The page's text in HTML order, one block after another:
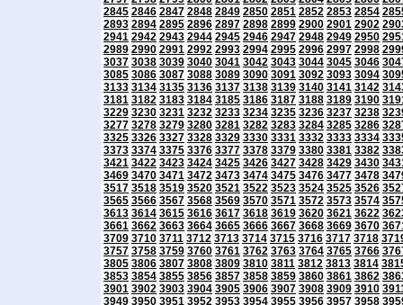
2845 2846 2847 2848 2849 2850 2851 2852 2853 2854
2893 2894 2895 2896 2897 2898 2899 2900 2901 2902
2941 2942 2943 2944 2945 2946 2947 2948 2949 2950
2989 2990 2991 2992 2993 2994 2995 2996 2997 2998
3037 3038 3039 3040 3041 3042 3043 3044 3045 3046
3085 3086 3087 3088 3089 3090 3091 3092 3093 3094
3133 3134 3135 3136 3137 3138 3139 3140 3141 3142
3181 3182 3183 3184 3185 3186 3187 3188 3189 3190
3229 3230 3231 3232 3233 3234 3235 3236 3237 3238
3277 3278 3279 3280 3281 3282 3283 3284 3285 3286
3325 3326 3327 3328 3329 3330 3331 3332 3333 3334
3373 3374 3375 3376 3377 3378 3379 3380 3381 3382
3421 3422 3423 3424 3425 3426 3427 3428 3429 3430
3469 3470 3471 3472 3473 3474 3475 3476 3477 3478
3517 3518 3519 3520 3521 3522 3523 3524 3525 3526
3565 3566 3567 3568 3569 3570 3571 3572 3573 3574
3613 3614 3615 3616 3617 3618 3619 3620 3621 3622
3661 3662 3663 3664 3665 3666 3667 3668 3669 3670
3709 3710 3711 3712 3713 3714 3715 3716 3717 3718
3757 3758 3759 3760 3761 3762 3763 3764 3765 3766
3805 3806 3807 3808 3809 3810 3811 3812 3813 3814
3853 3854 3855 3856 3857 3858 3859 3860 3861 3862
3901 3902 3903 3904 3905 3906 3907 3908 3909 3910
3949 3950 3951 3952 3953 3954 3955 3956 3957 3958